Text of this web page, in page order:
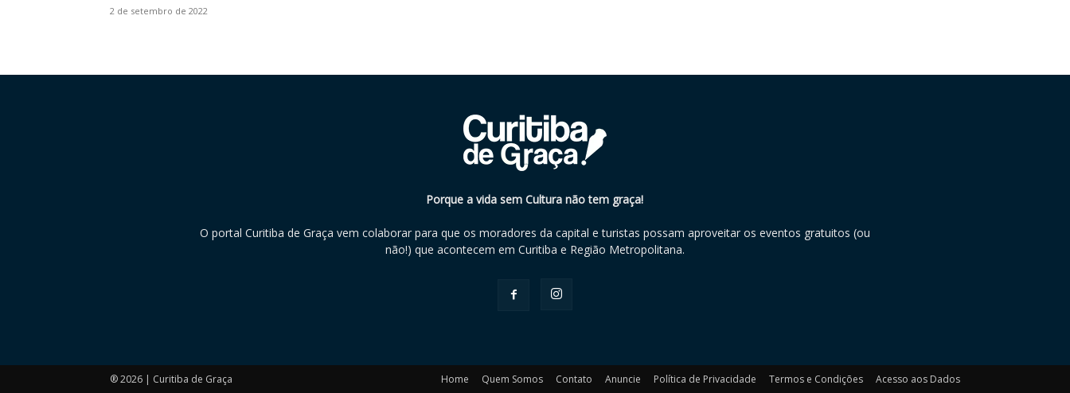
2 de setembro de 2022
Porque a vida sem Cultura não tem graça!
O portal Curitiba de Graça vem colaborar para que os moradores da capital e turistas possam aproveitar os eventos gratuitos (ou
não!) que acontecem em Curitiba e Região Metropolitana.
Home Quem Somos Contato Anuncie Política de Privacidade Termos e Condições Acesso aos Dados
® 2026 | Curitiba de Graça